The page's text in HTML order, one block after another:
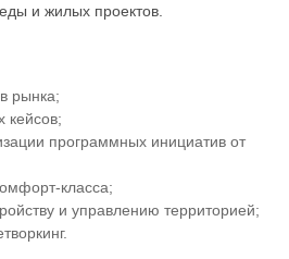
и жилых проектов.
рынка;
кейсов;
программных инициатив от
класса;
и управлению территорией;